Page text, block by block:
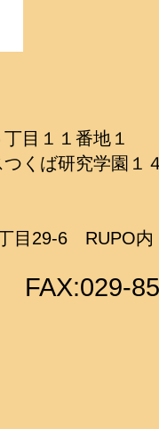
目１１番地１
究学園１４
目29-6 ​ RUPO内
FAX:029-